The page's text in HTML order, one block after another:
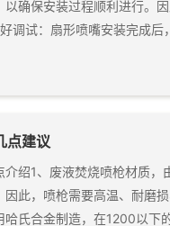
以确保安装过程顺利进行。
调试：扇形喷嘴安装完成后
点建议
介绍1、废液焚烧喷枪材质
因此，喷枪需要高温、耐磨
哈氏合金制造，在1200以下